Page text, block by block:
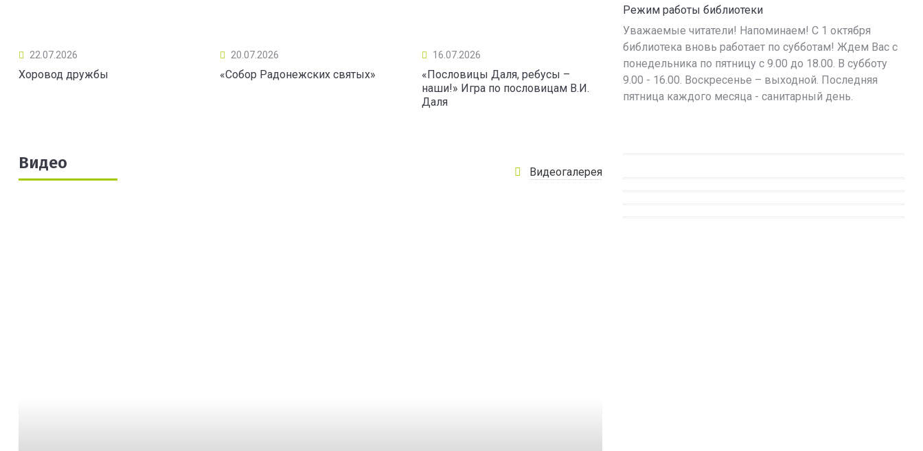
22.07.2026
Хоровод дружбы
20.07.2026
«Собор Радонежских святых»
16.07.2026
«Пословицы Даля, ребусы –
наши!» Игра по пословицам В.И.
Даля
Режим работы библиотеки
Уважаемые читатели! Напоминаем! С 1 октября
библиотека вновь работает по субботам! Ждем Вас с
понедельника по пятницу с 9.00 до 18.00. В субботу
9.00 - 16.00. Воскресенье – выходной. Последняя
пятница каждого месяца - санитарный день.
Видео Видеогалерея